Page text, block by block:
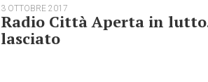
3 OTTOBRE 2017
Radio Città Aperta in
lasciato